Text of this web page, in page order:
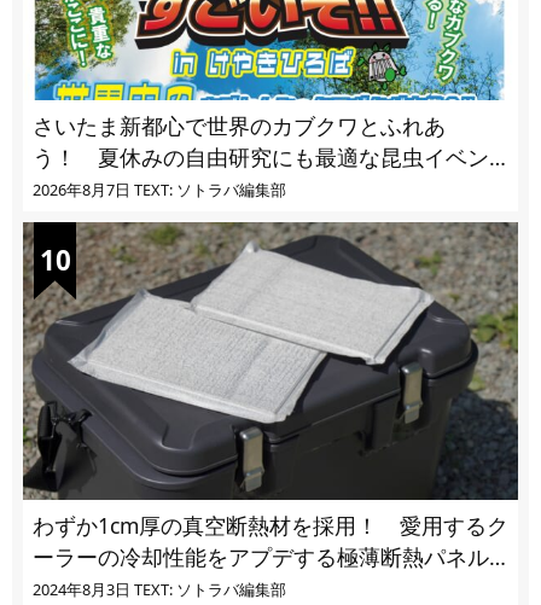
さいたま新都心で世界のカブクワとふれあ
う！ 夏休みの自由研究にも最適な昆虫イベン
ト
2026年8月7日 TEXT: ソトラバ編集部
わずか1cm厚の真空断熱材を採用！ 愛用するク
ーラーの冷却性能をアプデする極薄断熱パネル
の実力とは
2024年8月3日 TEXT: ソトラバ編集部